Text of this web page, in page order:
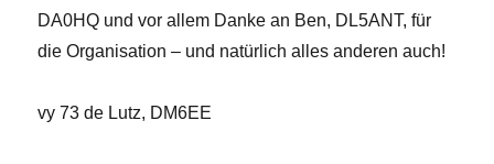
DA0HQ und vor allem Danke an Ben, DL5ANT, für
die Organisation – und natürlich alles anderen auch!
vy 73 de Lutz, DM6EE